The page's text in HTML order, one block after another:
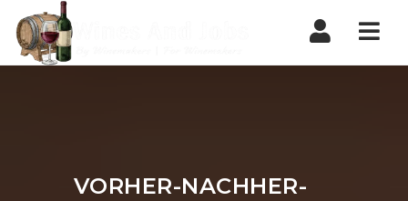
VORHER-NACHHER-